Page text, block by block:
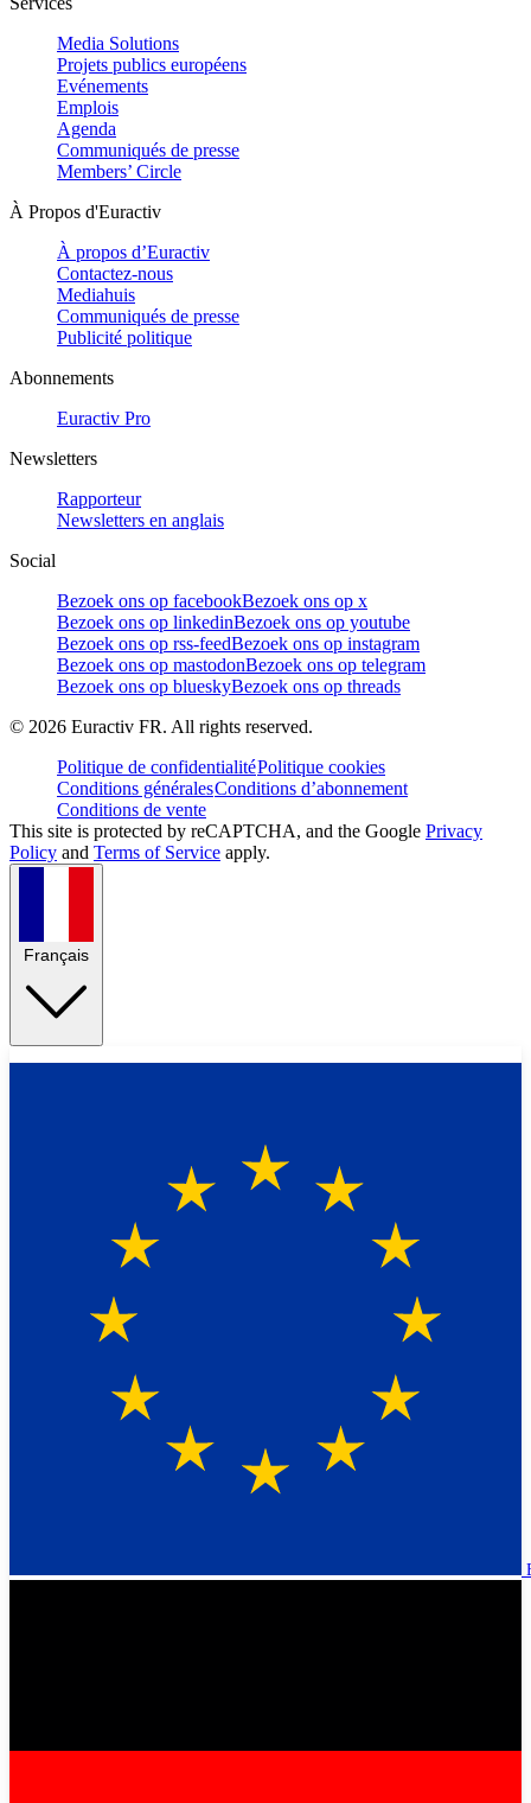
Media Solutions
Projets publics européens
Evénements
Emplois
Agenda
Communiqués de presse
Members’ Circle
À Propos d'Euractiv
À propos d’Euractiv
Contactez-nous
Mediahuis
Communiqués de presse
Publicité politique
Abonnements
Euractiv Pro
Newsletters
Rapporteur
Newsletters en anglais
Social
Bezoek ons op facebookBezoek ons op x
Bezoek ons op linkedinBezoek ons op youtube
Bezoek ons op rss-feedBezoek ons op instagram
Bezoek ons op mastodonBezoek ons op telegram
Bezoek ons op blueskyBezoek ons op threads
© 2026 Euractiv FR. All rights reserved.
Politique de confidentialitéPolitique cookies
Conditions généralesConditions d’abonnement
Conditions de vente
This site is protected by reCAPTCHA, and the Google Privacy
Policy and Terms of Service apply.
Français